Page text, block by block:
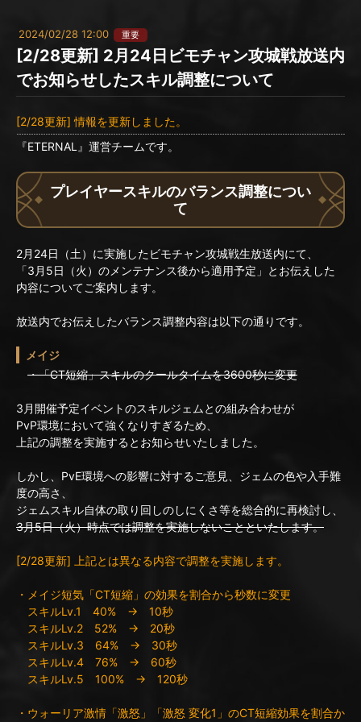
2024/02/28 12:00 重要
[2/28更新] 2月24日ビモチャン攻城戦放送内
でお知らせしたスキル調整について
[2/28更新] 情報を更新しました。
『ETERNAL』運営チームです。
プレイヤースキルのバランス調整につい
て
2月24日（土）に実施したビモチャン攻城戦生放送内にて、
「3月5日（火）のメンテナンス後から適用予定」とお伝えした
内容についてご案内します。
放送内でお伝えしたバランス調整内容は以下の通りです。
メイジ
・「CT短縮」スキルのクールタイムを3600秒に変更
3月開催予定イベントのスキルジェムとの組み合わせが
PvP環境において強くなりすぎるため、
上記の調整を実施するとお知らせいたしました。
しかし、PvE環境への影響に対するご意見、ジェムの色や入手難
度の高さ、
ジェムスキル自体の取り回しのしにくさ等を総合的に再検討し、
3月5日（火）時点では調整を実施しないことといたします。
[2/28更新] 上記とは異なる内容で調整を実施します。
・メイジ短気「CT短縮」の効果を割合から秒数に変更
スキルLv.1 40% → 10秒
スキルLv.2 52% → 20秒
スキルLv.3 64% → 30秒
スキルLv.4 76% → 60秒
スキルLv.5 100% → 120秒
・ウォーリア激情「激怒」「激怒 変化1」のCT短縮効果を割合か